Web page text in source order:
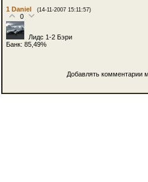
1 Daniel (14-11-2007 15:11:57)
0
Лидс 1-2 Бэри
Банк: 85,49%
Добавлять комментарии